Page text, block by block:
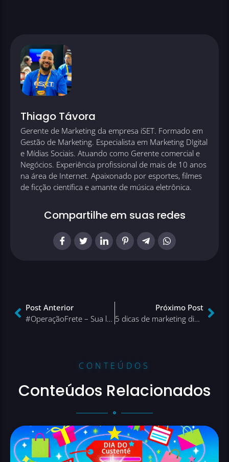
Thiago Távora
Gerente de Marketing da empresa iSET. Formado em
Gestão de Marketing. Especialista em Marketing DIgital
e Mídias Sociais. Atuando como Gerente comercial e
Negócios. Experiência profissional de mais de 10 anos
na área de Internet. Apaixonado por esportes, filmes
de ficção científica e amante de música eletrônica.
Compartilhe em suas redes
Post Anterior
#OperaçãoFrete – Sua loja está preparada para Black Friday?
Próximo Post
5 dicas de marketing digital para Black Friday
CONTEÚDOS
Conteúdos Relacionados